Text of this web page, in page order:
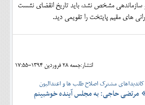
سازماندهی مشخص نشد، باید تاریخ انقضای نشست
های مقیم پایتخت را تقویمی دید.
انتشار:جمعه 28 فروردين 1394-17:55
کاندیداهای مشترک اصلاح طلب ها و اعتدالیون
مرتضی حاجی: به مجلس آینده خوشبینم